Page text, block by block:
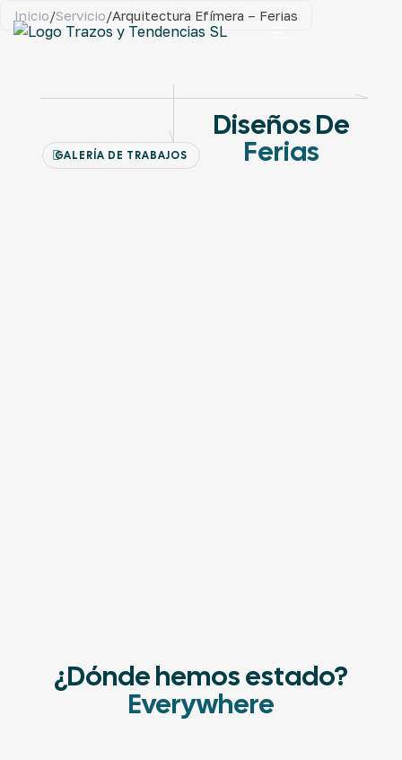
Inicio/Servicio/Arquitectura Efímera – Ferias
GALERÍA DE TRABAJOS
Diseños De
Ferias
¿Dónde hemos estado?
Everywhere